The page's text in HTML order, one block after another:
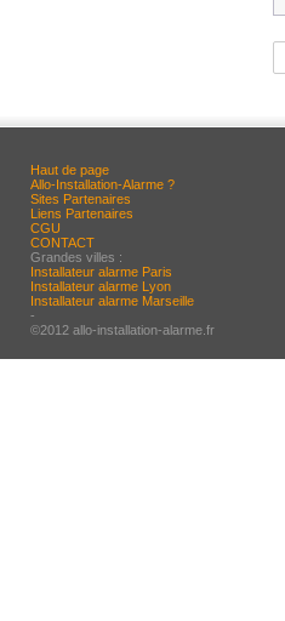
Haut de page
Allo-Installation-Alarme ?
Sites Partenaires
Liens Partenaires
CGU
CONTACT
Grandes villes :
Installateur alarme Paris
Installateur alarme Lyon
Installateur alarme Marseille
-
©2012 allo-installation-alarme.fr